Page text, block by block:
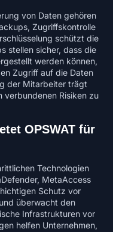
von Daten gehören
Zugriffskontrolle
schützt die
stellen sicher, dass die
werden können,
Zugriff auf die Daten
der Mitarbeiter trägt
verbundenen Risiken zu
OPSWAT für
Technologien
MetaAccess
Schutz vor
überwacht den
Infrastrukturen vor
helfen Unternehmen,